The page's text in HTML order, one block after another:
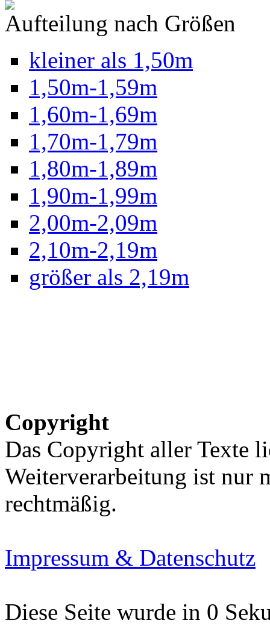
Aufteilung nach Größen
kleiner als 1,50m
1,50m-1,59m
1,60m-1,69m
1,70m-1,79m
1,80m-1,89m
1,90m-1,99m
2,00m-2,09m
2,10m-2,19m
größer als 2,19m
Copyright
Das Copyright aller Texte
Weiterverarbeitung ist nur
rechtmäßig.
Impressum & Datenschutz
Diese Seite wurde in 0